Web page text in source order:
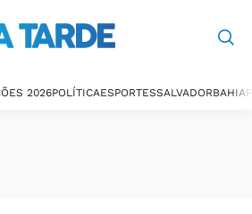
2026POLÍTICAESPORTESSALVADORBAHIA